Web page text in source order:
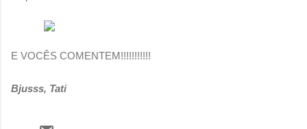
E VOCÊS COMENTEM!!!!!!!!!!!
Bjusss, Tati